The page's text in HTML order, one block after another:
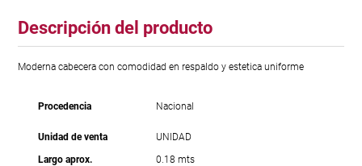
Descripción del producto
Moderna cabecera con comodidad en respaldo y estetica uniforme
Procedencia Nacional
Unidad de venta
UNIDAD
Largo aprox.
0.18 mts